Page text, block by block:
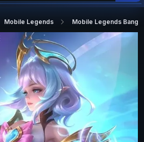
Mobile Legends Mobile Legends Bang